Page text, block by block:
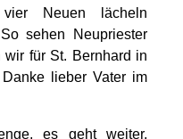
Neuen lächeln
sehen Neupriester
für St. Bernhard in
lieber Vater im
es geht weiter,